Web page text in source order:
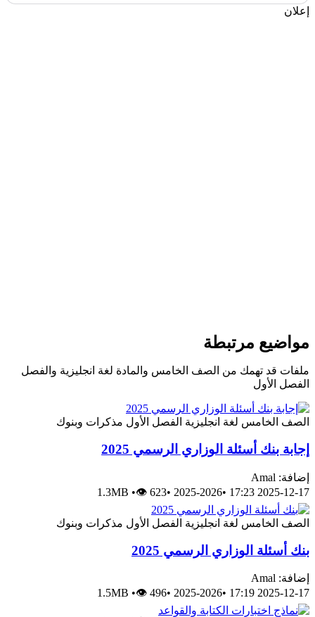
إعلان
مواضيع مرتبطة
ملفات قد تهمك من الصف الخامس والمادة لغة انجليزية والفصل
الفصل الأول
الصف الخامس لغة انجليزية الفصل الأول مذكرات وبنوك
إجابة بنك أسئلة الوزاري الرسمي 2025
إضافة: Amal
2025-12-17 17:23
•
2025-2026
•
1.3MB •👁 623
الصف الخامس لغة انجليزية الفصل الأول مذكرات وبنوك
بنك أسئلة الوزاري الرسمي 2025
إضافة: Amal
2025-12-17 17:19
•
2025-2026
•
1.5MB •👁 496